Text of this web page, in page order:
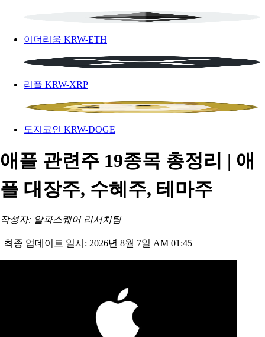
이더리움 KRW-ETH
리플 KRW-XRP
도지코인 KRW-DOGE
애플 관련주 19종목 총정리 | 애
플 대장주, 수혜주, 테마주
작성자: 알파스퀘어 리서치팀
| 최종 업데이트 일시: 2026년 8월 7일 AM 01:45